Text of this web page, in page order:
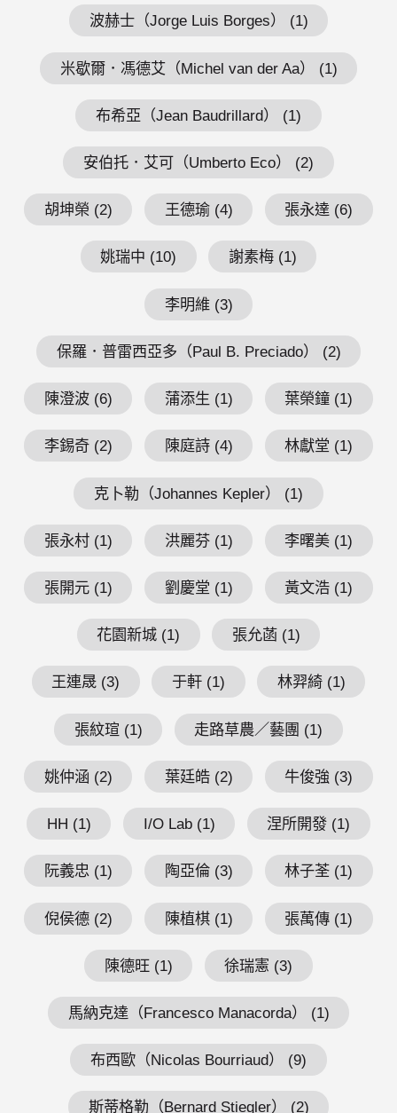
波赫士（Jorge Luis Borges） (1)
米歇爾．馮德艾（Michel van der Aa） (1)
布希亞（Jean Baudrillard） (1)
安伯托．艾可（Umberto Eco） (2)
胡坤榮 (2) 王德瑜 (4) 張永達 (6)
姚瑞中 (10) 謝素梅 (1)
李明維 (3)
保羅．普雷西亞多（Paul B. Preciado） (2)
陳澄波 (6) 蒲添生 (1) 葉榮鐘 (1)
李錫奇 (2) 陳庭詩 (4) 林獻堂 (1)
克卜勒（Johannes Kepler） (1)
張永村 (1) 洪麗芬 (1) 李曙美 (1)
張開元 (1) 劉慶堂 (1) 黃文浩 (1)
花園新城 (1) 張允菡 (1)
王連晟 (3) 于軒 (1) 林羿綺 (1)
張紋瑄 (1) 走路草農／藝團 (1)
姚仲涵 (2) 葉廷皓 (2) 牛俊強 (3)
HH (1) I/O Lab (1) 涅所開發 (1)
阮義忠 (1) 陶亞倫 (3) 林子荃 (1)
倪侯德 (2) 陳植棋 (1) 張萬傳 (1)
陳德旺 (1) 徐瑞憲 (3)
馬納克達（Francesco Manacorda） (1)
布西歐（Nicolas Bourriaud） (9)
斯蒂格勒（Bernard Stiegler） (2)